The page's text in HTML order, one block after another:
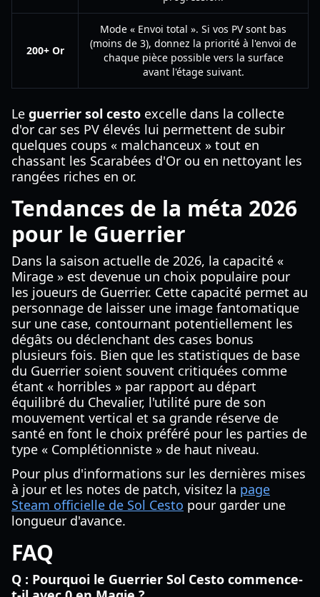
200+ Or
Mode « Envoi total ». Si vos PV sont bas
(moins de 3), donnez la priorité à l'envoi de
chaque pièce possible vers la surface
avant l'étage suivant.
Le guerrier sol cesto excelle dans la collecte
d'or car ses PV élevés lui permettent de subir
quelques coups « malchanceux » tout en
chassant les Scarabées d'Or ou en nettoyant les
rangées riches en or.
Tendances de la méta 2026
pour le Guerrier
Dans la saison actuelle de 2026, la capacité «
Mirage » est devenue un choix populaire pour
les joueurs de Guerrier. Cette capacité permet au
personnage de laisser une image fantomatique
sur une case, contournant potentiellement les
dégâts ou déclenchant des cases bonus
plusieurs fois. Bien que les statistiques de base
du Guerrier soient souvent critiquées comme
étant « horribles » par rapport au départ
équilibré du Chevalier, l'utilité pure de son
mouvement vertical et sa grande réserve de
santé en font le choix préféré pour les parties de
type « Complétionniste » de haut niveau.
Pour plus d'informations sur les dernières mises
à jour et les notes de patch, visitez la page
Steam officielle de Sol Cesto pour garder une
longueur d'avance.
FAQ
Q : Pourquoi le Guerrier Sol Cesto commence-